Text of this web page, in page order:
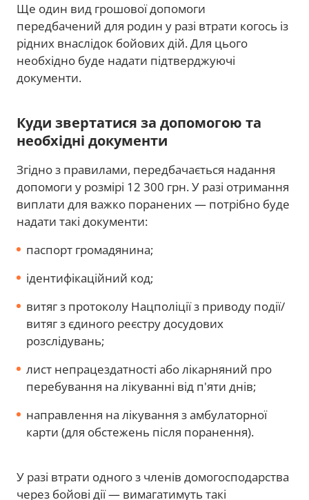
Ще один вид грошової допомоги
передбачений для родин у разі втрати когось із
рідних внаслідок бойових дій. Для цього
необхідно буде надати підтверджуючі
документи.
Куди звертатися за допомогою та
необхідні документи
Згідно з правилами, передбачається надання
допомоги у розмірі 12 300 грн. У разі отримання
виплати для важко поранених — потрібно буде
надати такі документи:
паспорт громадянина;
ідентифікаційний код;
витяг з протоколу Нацполіції з приводу події/
витяг з єдиного реєстру досудових
розслідувань;
лист непрацездатності або лікарняний про
перебування на лікуванні від п'яти днів;
направлення на лікування з амбулаторної
карти (для обстежень після поранення).
У разі втрати одного з членів домогосподарства
через бойові дії — вимагатимуть такі